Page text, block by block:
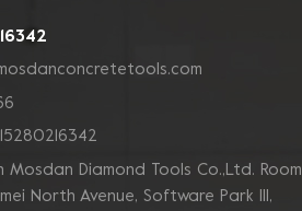
pour bord
Mosdan Diamond Tools Co.,Ltd. Room
North Avenue, Software Park Ill,